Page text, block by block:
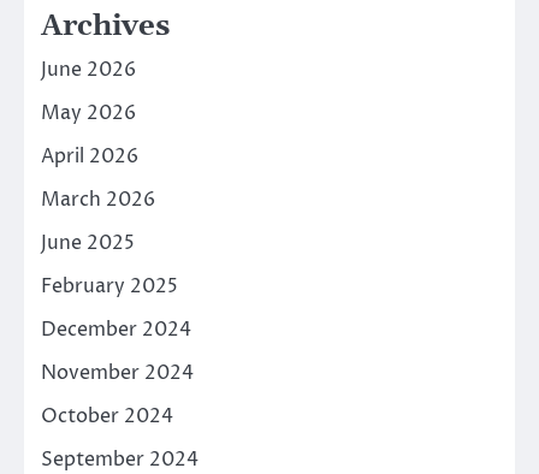
Archives
June 2026
May 2026
April 2026
March 2026
June 2025
February 2025
December 2024
November 2024
October 2024
September 2024